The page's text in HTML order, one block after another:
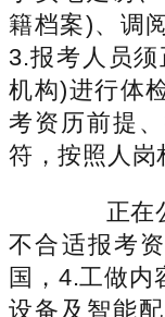
籍档案)、调
3.报考人员
机构)进行体
考资历前提
符，按照人岗
正在公
不合适报考
国，4.工做内
设备及智能